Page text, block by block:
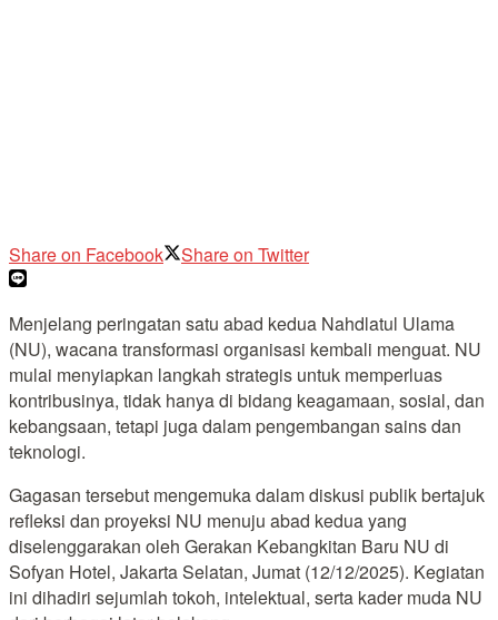
Share on Facebook Share on Twitter
Menjelang peringatan satu abad kedua Nahdlatul Ulama
(NU), wacana transformasi organisasi kembali menguat. NU
mulai menyiapkan langkah strategis untuk memperluas
kontribusinya, tidak hanya di bidang keagamaan, sosial, dan
kebangsaan, tetapi juga dalam pengembangan sains dan
teknologi.
Gagasan tersebut mengemuka dalam diskusi publik bertajuk
refleksi dan proyeksi NU menuju abad kedua yang
diselenggarakan oleh Gerakan Kebangkitan Baru NU di
Sofyan Hotel, Jakarta Selatan, Jumat (12/12/2025). Kegiatan
ini dihadiri sejumlah tokoh, intelektual, serta kader muda NU